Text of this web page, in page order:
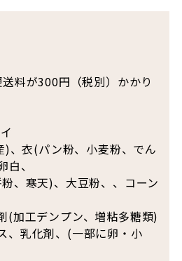
料が300円（税別）かかり
)、衣(パン粉、小麦粉、でん
、
、寒天)、大豆粉、、コーン
(加工デンプン、増粘多糖類)
、乳化剤、(一部に卵・小